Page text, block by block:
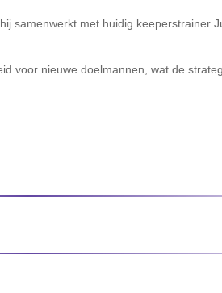
samenwerkt met huidig keeperstrainer
voor nieuwe doelmannen, wat de